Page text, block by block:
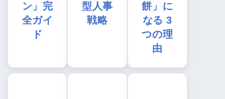
ン」完
全ガイ
ド
型人事
戦略
餅」に
なる 3
つの理
由